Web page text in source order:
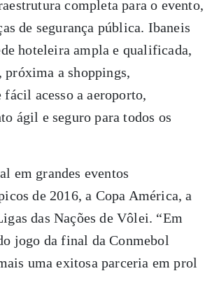
completa para o evento,
de segurança pública. Ibaneis
hoteleira ampla e qualificada,
próxima a shoppings,
acesso a aeroporto,
ágil e seguro para todos os
em grandes eventos
de 2016, a Copa América, a
das Nações de Vôlei. “Em
jogo da final da Conmebol
uma exitosa parceria em prol